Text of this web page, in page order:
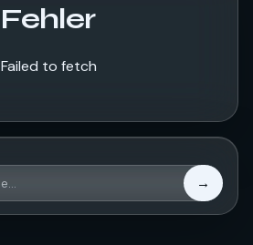
Fehler
Failed to fetch
→